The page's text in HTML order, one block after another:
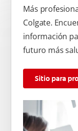
Más
Colgate.
información
futuro más
Sitio para